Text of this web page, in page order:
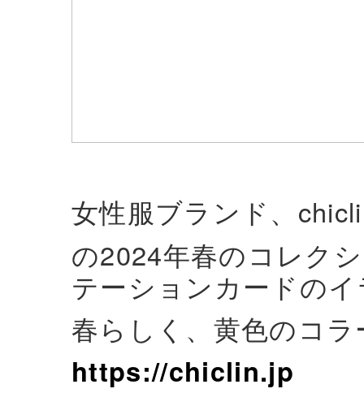
女性服ブランド、
の2024年春のコレク
テーションカードの
春らしく、黄色のコ
https://chiclin.jp